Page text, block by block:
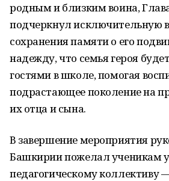
родным и близким воина,
подчеркнул исключительную
сохранения памяти о его
надежду, что семья героя
гостями в школе, помогая
подрастающее поколение на
их отца и сына.
В завершение мероприятия
Башкирии пожелал ученикам
педагогическому коллективу